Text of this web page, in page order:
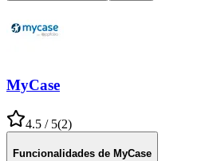
MyCase
4.5 / 5(2)
Funcionalidades de MyCase